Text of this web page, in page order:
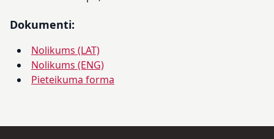
Dokumenti:
Nolikums (LAT)
Nolikums (ENG)
Pieteikuma forma